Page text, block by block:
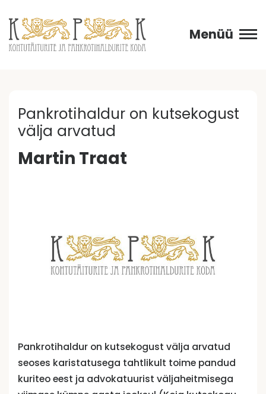
Menüü
Pankrotihaldur on kutsekogust
välja arvatud
Martin Traat
Pankrotihaldur on kutsekogust välja arvatud
seoses karistatusega tahtlikult toime pandud
kuriteo eest ja advokatuurist väljaheitmisega